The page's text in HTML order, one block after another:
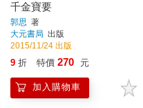
千金寶要
郭思 著
大元書局 出版
2015/11/24 出版
9 折 特價 270 元
加入購物車